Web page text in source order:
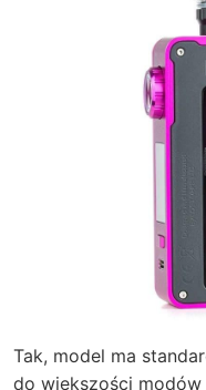
Tak, model ma
do większości